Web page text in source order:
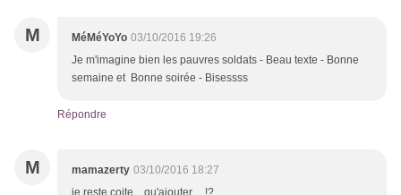
M MéMéYoYo 03/10/2016 19:26
Je m'imagine bien les pauvres soldats - Beau texte - Bonne
semaine et Bonne soirée - Bisessss
Répondre
M mamazerty 03/10/2016 18:27
je reste coite....qu'ajouter.....!?